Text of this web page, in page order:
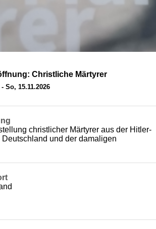
Christliche Märtyrer
So, 15.11.2026
christlicher Märtyrer aus der Hitler-
und der damaligen